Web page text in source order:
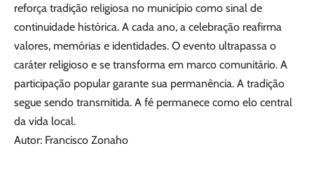
reforça tradição religiosa no município como sinal de
continuidade histórica. A cada ano, a celebração reafirma
valores, memórias e identidades. O evento ultrapassa o
caráter religioso e se transforma em marco comunitário. A
participação popular garante sua permanência. A tradição
segue sendo transmitida. A fé permanece como elo central
da vida local.
Autor: Francisco Zonaho